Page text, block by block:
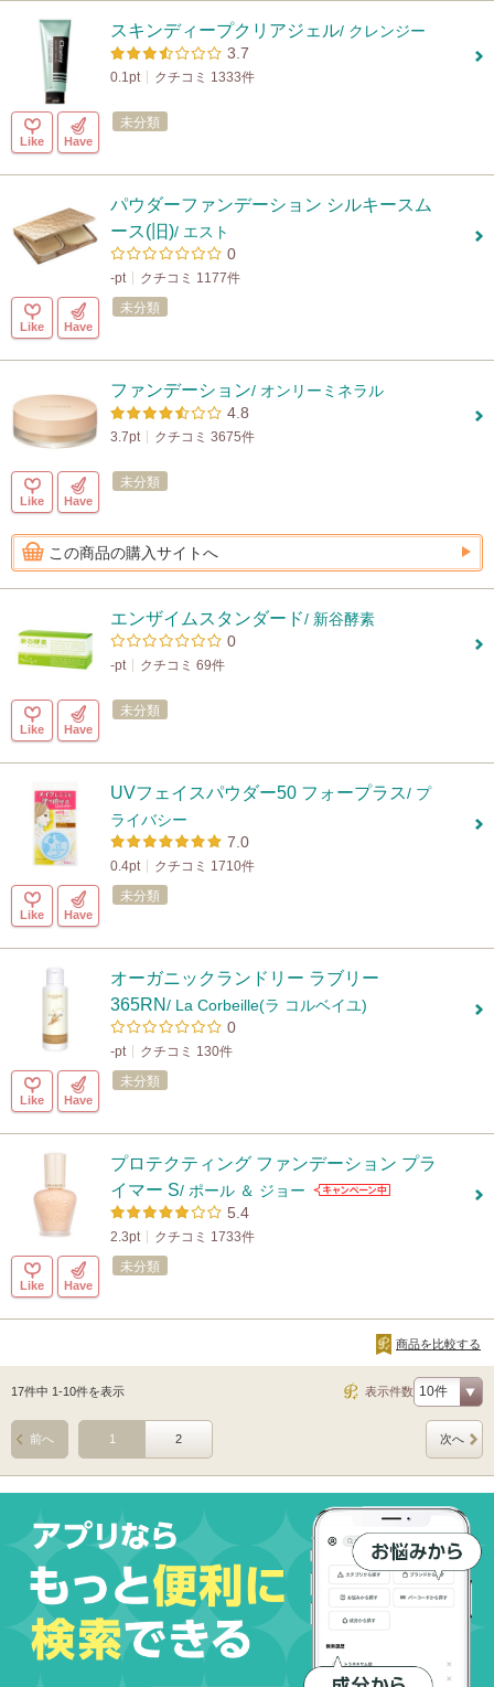
スキンディープクリアジェル/ クレンジー
3.7
0.1pt クチコミ 1333件
Like Have
未分類
パウダーファンデーション シルキースム
ース(旧)/ エスト
0
-pt クチコミ 1177件
Like Have
未分類
ファンデーション/ オンリーミネラル
4.8
3.7pt クチコミ 3675件
Like Have
未分類
この商品の購入サイトへ
エンザイムスタンダード/ 新谷酵素
0
-pt クチコミ 69件
Like Have
未分類
UVフェイスパウダー50 フォープラス/ プ
ライバシー
7.0
0.4pt クチコミ 1710件
Like Have
未分類
オーガニックランドリー ラブリー
365RN/ La Corbeille(ラ コルベイユ)
0
-pt クチコミ 130件
Like Have
未分類
プロテクティング ファンデーション プラ
イマー S/ ポール ＆ ジョー
5.4
2.3pt クチコミ 1733件
Like Have
未分類
商品を比較する
17件中 1-10件を表示 表示件数
1 2
前へ 次へ